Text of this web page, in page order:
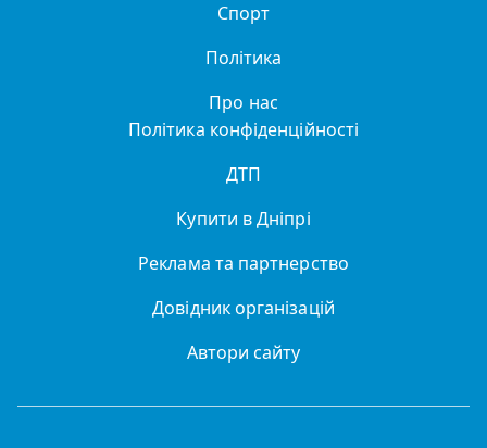
Спорт
Політика
Про нас
Політика конфіденційності
ДТП
Купити в Дніпрі
Реклама та партнерство
Довідник організацій
Автори сайту